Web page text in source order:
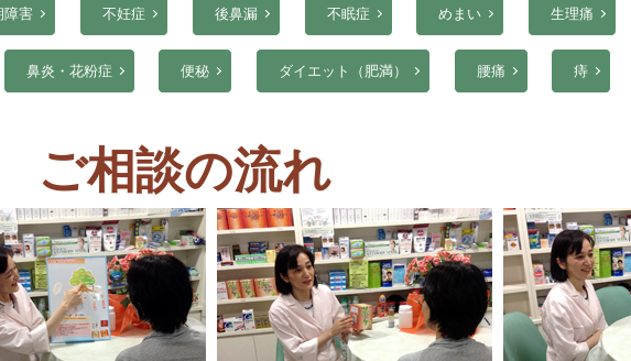
障害 不妊症 後鼻漏 不眠症 めまい 生理痛
鼻炎・花粉症 便秘 ダイエット（肥満） 腰痛 痔
ご相談の流れ